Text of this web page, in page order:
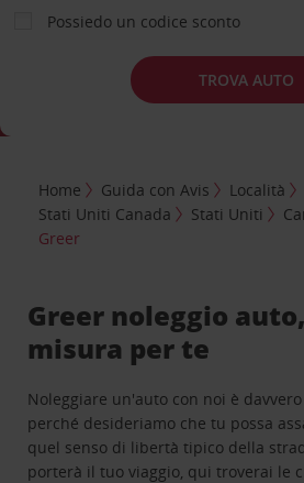
Possiedo un codice sconto
TROVA AUTO
Home Guida con Avis
Località
Stati Uniti Canada
Stati Uniti
Greer
Greer noleggio
misura per te
Noleggiare un'auto con noi è
perché desideriamo che tu possa
quel senso di libertà tipico della
porterà il tuo viaggio, qui troverai le